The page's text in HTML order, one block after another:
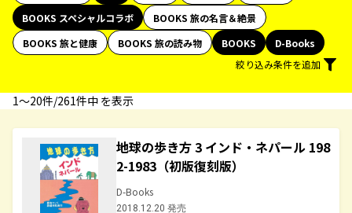
BOOKS スペシャルコラボ
BOOKS 旅の名言＆絶景
BOOKS 旅と健康
BOOKS 旅の読み物 BOOKS
D-Books
絞り込み条件を追加
1〜20件/261件中 を表示
地球の歩き方 3 インド・ネパール 198
2-1983（初版復刻版）
D-Books
2018.12.20 発売